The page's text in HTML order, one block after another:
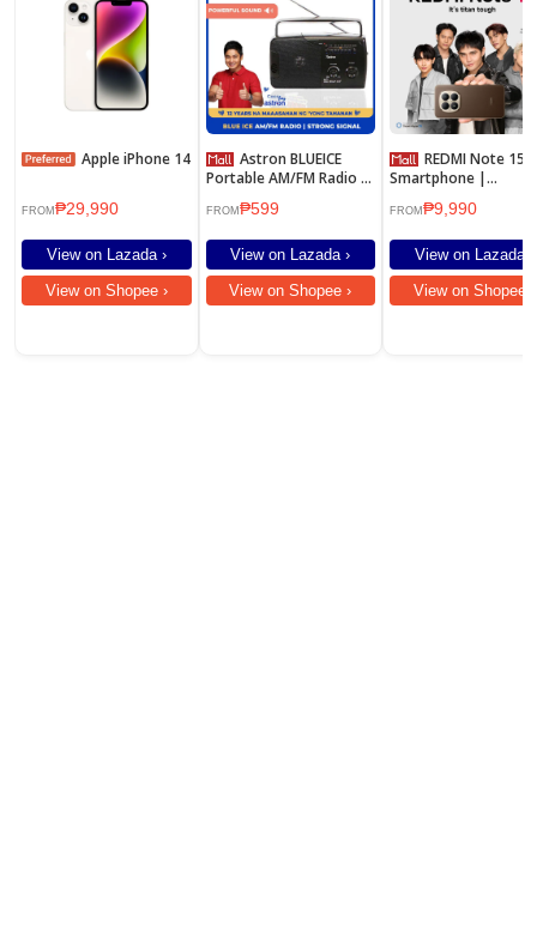
Apple iPhone 14
FROM ₱29,990
View on Lazada ›
View on Shopee ›
Astron BLUEICE
Portable AM/FM Radio -
| Dual Power Option
FROM ₱599
View on Lazada ›
View on Shopee ›
Smartphone |
/8GB+256GB/
FROM₱9,990
View on Lazada ›
View on Shopee ›